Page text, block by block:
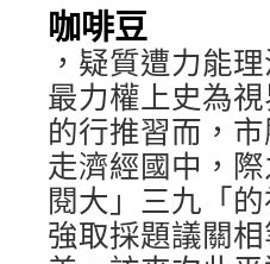
咖啡豆
，疑質遭力能
最力權上史為
的行推習而，
走濟經國中，
閱大」三九「
強取採題議關